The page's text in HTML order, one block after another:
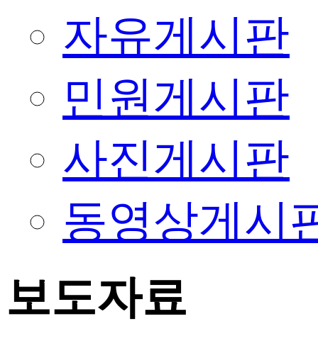
자유게시판
민원게시판
사진게시판
동영상게시
보도자료